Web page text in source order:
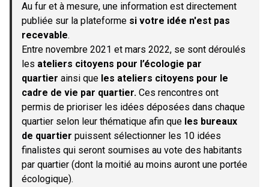
Au fur et à mesure, une information est directement
publiée sur la plateforme si votre idée n'est pas
recevable.
Entre novembre 2021 et mars 2022, se sont déroulés
les ateliers citoyens pour l’écologie par
quartier ainsi que les ateliers citoyens pour le
cadre de vie par quartier. Ces rencontres ont
permis de prioriser les idées déposées dans chaque
quartier selon leur thématique afin que les bureaux
de quartier puissent sélectionner les 10 idées
finalistes qui seront soumises au vote des habitants
par quartier (dont la moitié au moins auront une portée
écologique).